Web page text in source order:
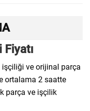
işçiliği ve orijinal parça
ortalama 2 saatte
parça ve işçilik